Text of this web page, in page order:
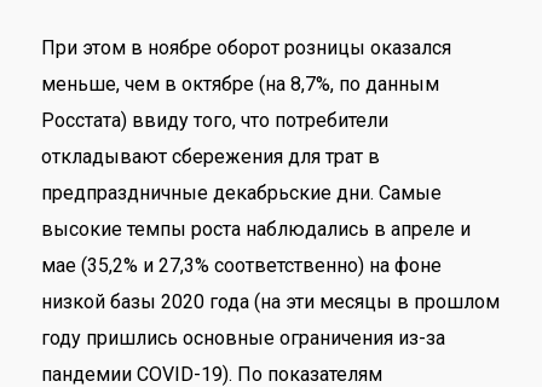
При этом в ноябре оборот розницы оказался
меньше, чем в октябре (на 8,7%, по данным
Росстата) ввиду того, что потребители
откладывают сбережения для трат в
предпраздничные декабрьские дни. Самые
высокие темпы роста наблюдались в апреле и
мае (35,2% и 27,3% соответственно) на фоне
низкой базы 2020 года (на эти месяцы в прошлом
году пришлись основные ограничения из-за
пандемии COVID-19). По показателям